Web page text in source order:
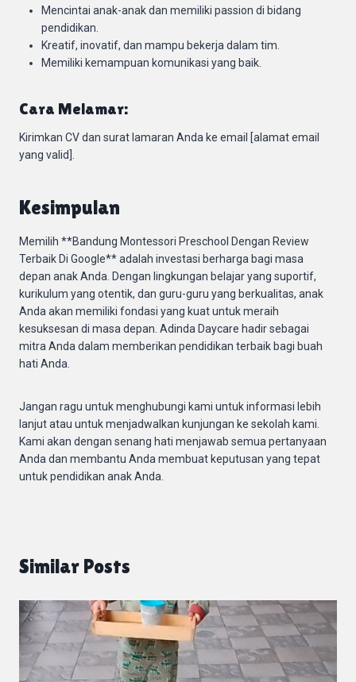
Mencintai anak-anak dan memiliki passion di bidang
pendidikan.
Kreatif, inovatif, dan mampu bekerja dalam tim.
Memiliki kemampuan komunikasi yang baik.
Cara Melamar:
Kirimkan CV dan surat lamaran Anda ke email [alamat email
yang valid].
Kesimpulan
Memilih **Bandung Montessori Preschool Dengan Review
Terbaik Di Google** adalah investasi berharga bagi masa
depan anak Anda. Dengan lingkungan belajar yang suportif,
kurikulum yang otentik, dan guru-guru yang berkualitas, anak
Anda akan memiliki fondasi yang kuat untuk meraih
kesuksesan di masa depan. Adinda Daycare hadir sebagai
mitra Anda dalam memberikan pendidikan terbaik bagi buah
hati Anda.
Jangan ragu untuk menghubungi kami untuk informasi lebih
lanjut atau untuk menjadwalkan kunjungan ke sekolah kami.
Kami akan dengan senang hati menjawab semua pertanyaan
Anda dan membantu Anda membuat keputusan yang tepat
untuk pendidikan anak Anda.
Similar Posts